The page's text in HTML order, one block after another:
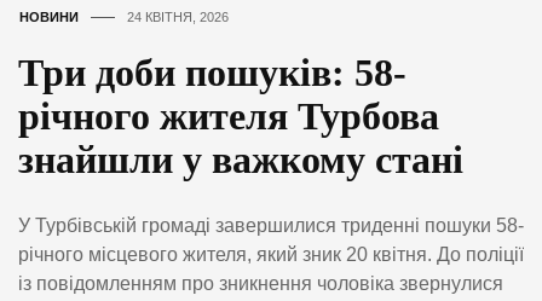
НОВИНИ 24 КВІТНЯ, 2026
Три доби пошуків: 58-
річного жителя Турбова
знайшли у важкому стані
У Турбівській громаді завершилися триденні пошуки 58-
річного місцевого жителя, який зник 20 квітня. До поліції
із повідомленням про зникнення чоловіка звернулися